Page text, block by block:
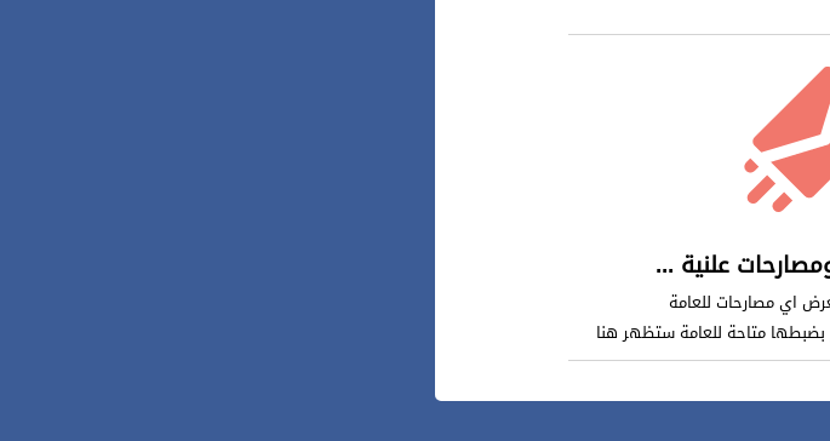
علنية ...
اي مصارحات للعامة
متاحة للعامة ستظهر هنا